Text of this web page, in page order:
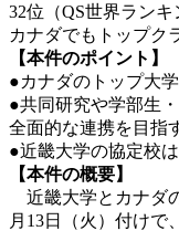
32位（QS世界ランキ
カナダでもトップク
【本件のポイント】
●カナダのトップ大
●共同研究や学部生
全面的な連携を目指
●近畿大学の協定校
【本件の概要】
近畿大学とカナダ
月13日（火）付けで